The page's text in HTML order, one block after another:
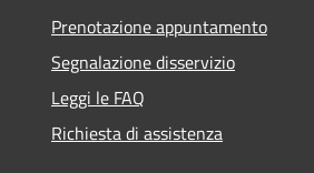
Prenotazione appuntamento
Segnalazione disservizio
Leggi le FAQ
Richiesta di assistenza